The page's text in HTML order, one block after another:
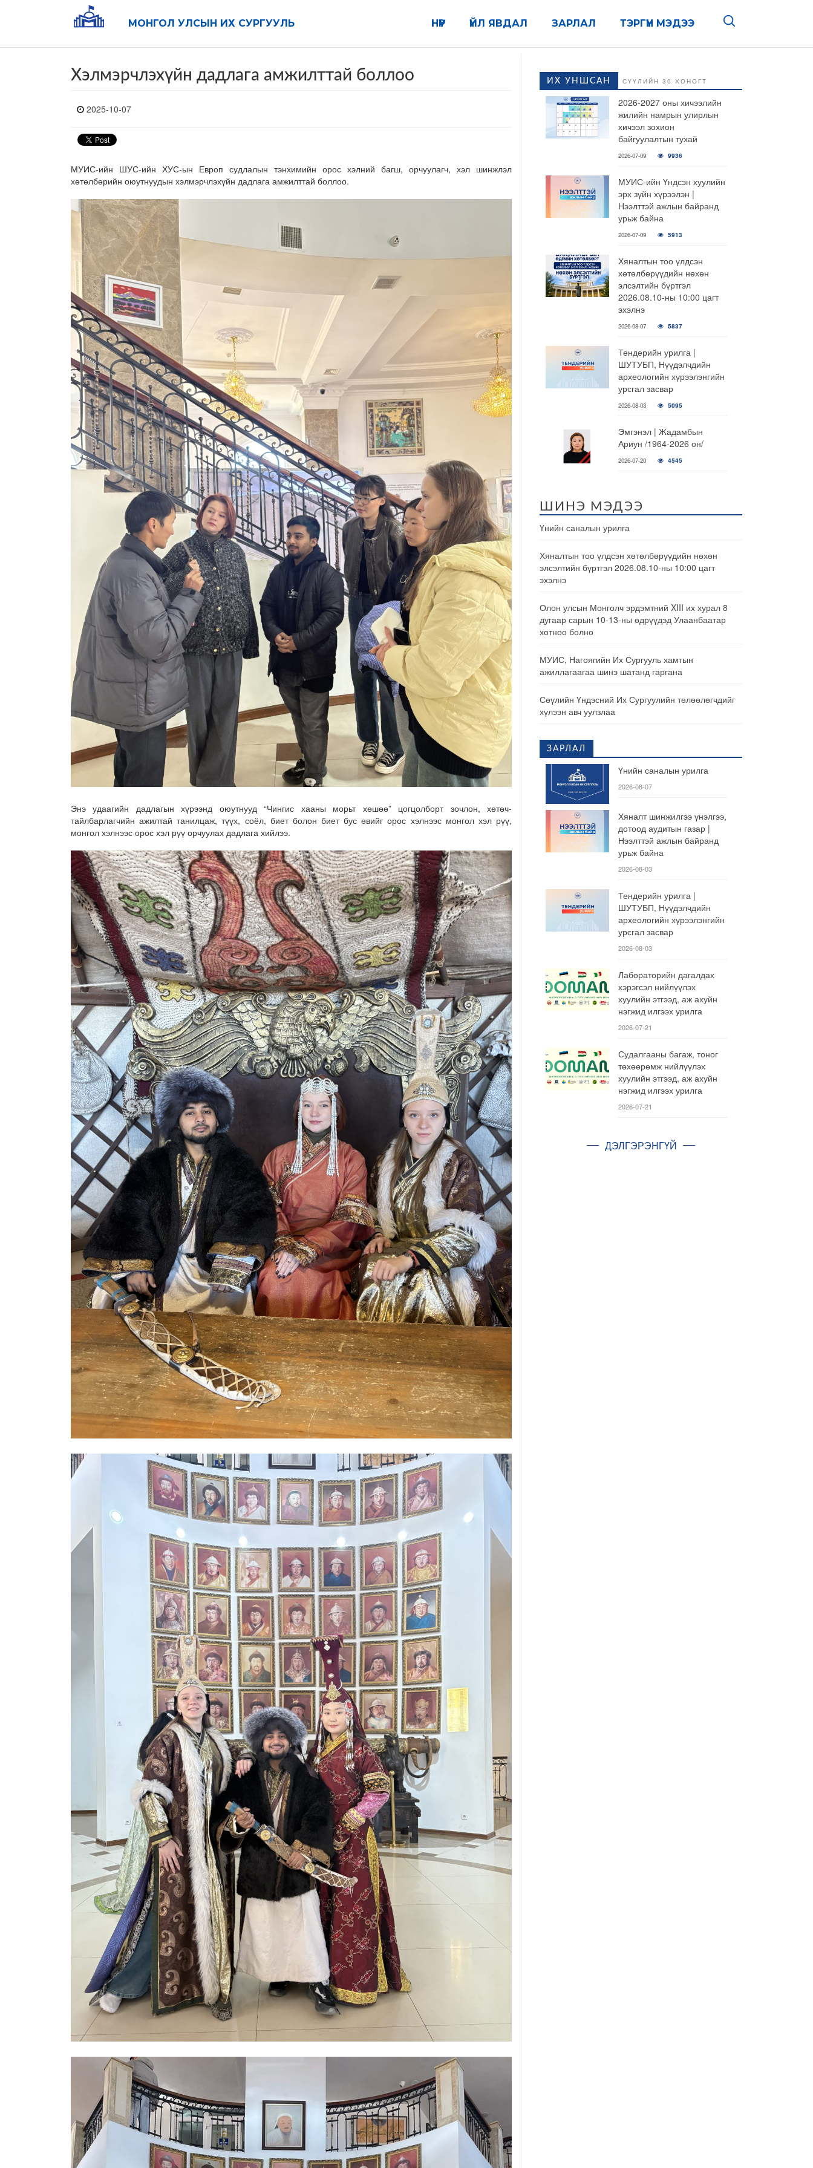
МОНГОЛ УЛСЫН ИХ СУРГУУЛЬ ТЭРГҮҮН МЭДЭЭ
ЗАРЛАЛ
ҮЙЛ ЯВДАЛ
НҮҮР
Хэлмэрчлэхүйн дадлага амжилттай боллоо
2025-10-07
МУИС-ийн ШУС-ийн ХУС-ын Европ судлалын тэнхимийн орос хэлний багш, орчуулагч, хэл шинжлэл
хөтөлбөрийн оюутнуудын хэлмэрчлэхүйн дадлага амжилттай боллоо.
Энэ удаагийн дадлагын хүрээнд оюутнууд “Чингис хааны морьт хөшөө” цогцолборт зочлон, хөтөч-
тайлбарлагчийн ажилтай танилцаж, түүх, соёл, биет болон биет бус өвийг орос хэлнээс монгол хэл рүү,
монгол хэлнээс орос хэл рүү орчуулах дадлага хийлээ.
ИХ УНШСАН СҮҮЛИЙН 30 ХОНОГТ
2026-2027 оны хичээлийн
жилийн намрын улирлын
хичээл зохион
байгуулалтын тухай
2026-07-09 9936
МУИС-ийн Үндсэн хуулийн
эрх зүйн хүрээлэн |
Нээлттэй ажлын байранд
урьж байна
2026-07-09 5913
Хяналтын тоо үлдсэн
хөтөлбөрүүдийн нөхөн
элсэлтийн бүртгэл
2026.08.10-ны 10:00 цагт
эхэлнэ
2026-08-07 5837
Тендерийн урилга |
ШУТУБП, Нүүдэлчдийн
археологийн хүрээлэнгийн
урсгал засвар
2026-08-03 5095
Эмгэнэл | Жадамбын
Ариун /1964-2026 он/
2026-07-20 4545
ШИНЭ МЭДЭЭ
Үнийн саналын урилга
Хяналтын тоо үлдсэн хөтөлбөрүүдийн нөхөн
элсэлтийн бүртгэл 2026.08.10-ны 10:00 цагт
эхэлнэ
Олон улсын Монголч эрдэмтний XIII их хурал 8
дугаар сарын 10-13-ны өдрүүдэд Улаанбаатар
хотноо болно
МУИС, Нагоягийн Их Сургууль хамтын
ажиллагаагаа шинэ шатанд гаргана
Сөүлийн Үндэсний Их Сургуулийн төлөөлөгчдийг
хүлээн авч уулзлаа
ЗАРЛАЛ
Үнийн саналын урилга
2026-08-07
Хяналт шинжилгээ үнэлгээ,
дотоод аудитын газар |
Нээлттэй ажлын байранд
урьж байна
2026-08-03
Тендерийн урилга |
ШУТУБП, Нүүдэлчдийн
археологийн хүрээлэнгийн
урсгал засвар
2026-08-03
Лабораторийн дагалдах
хэрэгсэл нийлүүлэх
хуулийн этгээд, аж ахуйн
нэгжид илгээх урилга
2026-07-21
Судалгааны багаж, тоног
төхөөрөмж нийлүүлэх
хуулийн этгээд, аж ахуйн
нэгжид илгээх урилга
2026-07-21
ДЭЛГЭРЭНГҮЙ